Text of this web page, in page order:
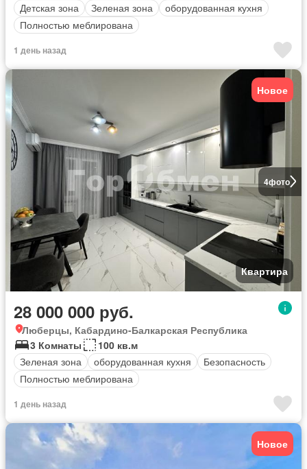
Детская зона
Зеленая зона
оборудованная кухня
Полностью меблирована
1 день назад
4фото
Новое
Квартира
28 000 000 руб.
Люберцы, Кабардино-Балкарская Республика
3 Комнаты
100 кв.м
Зеленая зона
оборудованная кухня
Безопасность
Полностью меблирована
1 день назад
Новое